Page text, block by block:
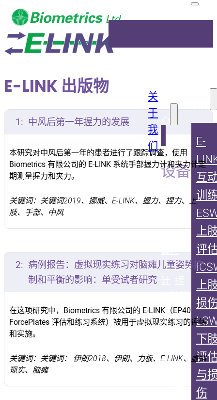
关
于
我
们
设备
复训练
套件
握力
节活动
度套件
脚趾测
大关
E-
互
训
上
评
上
损
下
评
与
伤
E-LINK 出版物
1: 中风后第一年握力的发展
本研究对中风后第一年的患者进行了跟踪调查，使用
Biometrics 有限公司的 E-LINK 系统手部握力计和夹力计定
期测量握力和夹力。
关键词：关键词2019、挪威、E-LINK、握力、捏力、上
肢、手部、中风
2: 病例报告：虚拟现实练习对脑瘫儿童姿势控
制和平衡的影响：单受试者研究
在这项研究中，Biometrics 有限公司的 E-LINK（EP40
ForcePlates 评估和练习系统）被用于虚拟现实练习的评估
和实施。
关键词：关键词： 伊朗2018、伊朗、力板、E-LINK、虚拟
现实、脑瘫